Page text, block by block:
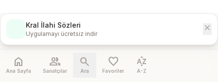
Kral İlahi Sözleri
Uygulamayı ücretsiz indir
close
home
Ana Sayfa
people
Sanatçılar
search
Ara
favorite
Favoriler
sort_by_alpha
A-Z